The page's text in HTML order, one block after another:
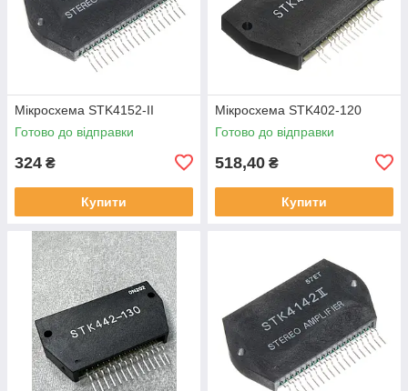
Мікросхема STK4152-II
Готово до відправки
324 ₴
Купити
Мікросхема STK402-120
Готово до відправки
518,40 ₴
Купити